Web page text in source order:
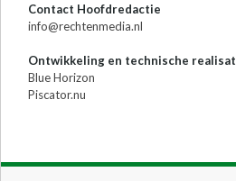
Contact Hoofdredactie
info@rechtenmedia.nl
Ontwikkeling en technische
Blue Horizon
Piscator.nu